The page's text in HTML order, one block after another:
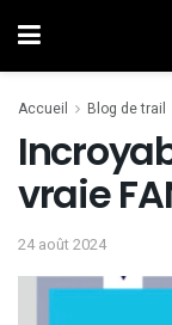
Accueil Blog de trail
vraie
24 août 2024